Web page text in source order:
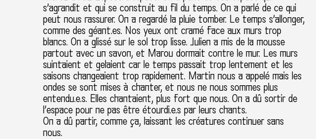
s’agrandit et qui se construit au fil du temps. On a parlé de ce qui
peut nous rassurer. On a regardé la pluie tomber. Le temps s’allonger,
comme des géant.es. Nos yeux ont cramé face aux murs trop
blancs. On a glissé sur le sol trop lisse. Julien a mis de la mousse
partout avec un savon, et Marou dormait contre le mur. Les murs
suintaient et gelaient car le temps passait trop lentement et les
saisons changeaient trop rapidement. Martin nous a appelé mais les
ondes se sont mises à chanter, et nous ne nous sommes plus
entendu.e.s. Elles chantaient, plus fort que nous. On a dû sortir de
l’espace pour ne pas être étourdi.e.s par leurs chants.
On a dû partir, comme ça, laissant les créatures continuer sans
nous.